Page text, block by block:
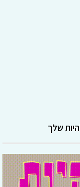
שלך